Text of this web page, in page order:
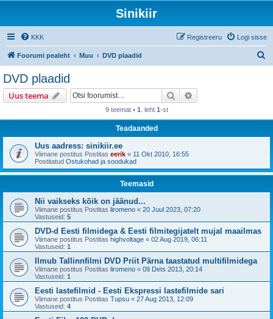
Sinikiir
KKK Logi sisse
Registreeru
Foorumi pealeht Muu DVD plaadid
DVD plaadid
Uus teema Otsi
9 teemat • 1 . leht 1-st
Teadaanded
Uus aadress: sinikiir.ee
Viimane postitus Postitas eerik « 11 Okt 2010, 16:55
Postitatud Ostukohad ja soodukad
Teemasid
Nii vaikseks kõik on jäänud...
Viimane postitus Postitas liromeno « 20 Juul 2023, 07:20
Vastuseid: 5
DVD-d Eesti filmidega & Eesti filmitegijatelt mujal maailmas
Viimane postitus Postitas highvoltage « 02 Aug 2019, 06:11
Vastuseid: 1
Ilmub Tallinnfilmi DVD Priit Pärna taastatud multifilmidega
Viimane postitus Postitas liromeno « 09 Dets 2013, 20:14
Vastuseid: 1
Eesti lastefilmid - Eesti Ekspressi lastefilmide sari
Viimane postitus Postitas Tupsu « 27 Aug 2013, 12:09
Vastuseid: 4